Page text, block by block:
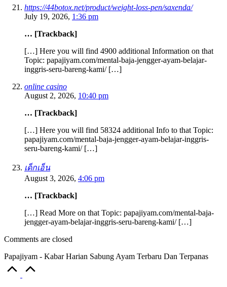
https://44botox.net/product/weight-loss-pen/saxenda/
July 19, 2026, 1:36 pm
… [Trackback]
[…] Here you will find 4900 additional Information on that
Topic: papajiyam.com/mental-baja-jengger-ayam-belajar-
inggris-seru-bareng-kami/ […]
online casino
August 2, 2026, 10:40 pm
… [Trackback]
[…] Here you will find 58324 additional Info to that Topic:
papajiyam.com/mental-baja-jengger-ayam-belajar-inggris-
seru-bareng-kami/ […]
เด็กเอ็น
August 3, 2026, 4:06 pm
… [Trackback]
[…] Read More on that Topic: papajiyam.com/mental-baja-
jengger-ayam-belajar-inggris-seru-bareng-kami/ […]
Comments are closed
Papajiyam - Kabar Harian Sabung Ayam Terbaru Dan Terpanas